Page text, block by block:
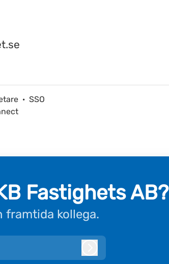
· SSO
Fastighets AB?
framtida kollega.